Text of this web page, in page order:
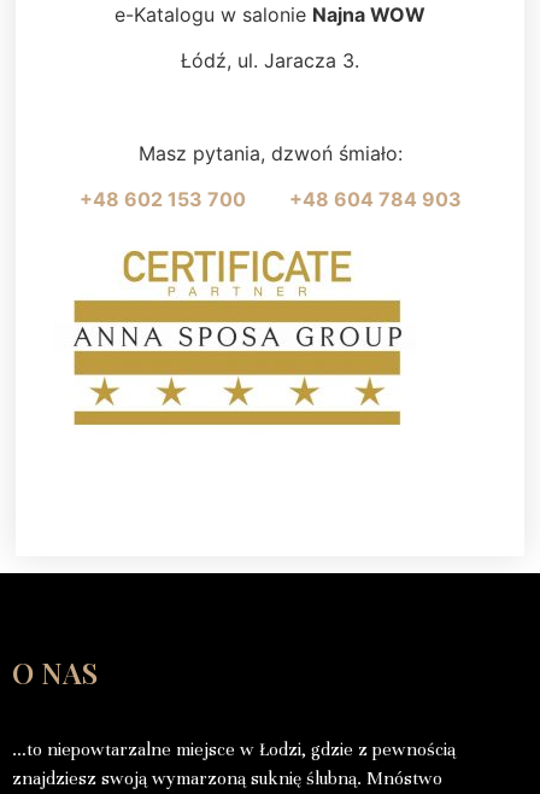
e-Katalogu w salonie Najna WOW
Łódź, ul. Jaracza 3.
Masz pytania, dzwoń śmiało:
+48 602 153 700
+48 604 784 903
O NAS
…to niepowtarzalne miejsce w Łodzi, gdzie z pewnością
znajdziesz swoją wymarzoną suknię ślubną. Mnóstwo